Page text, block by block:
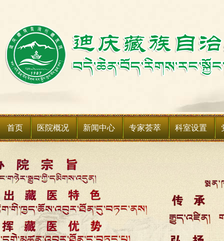
首页 医院概况
领导班子
领导关怀
媒体关注
医院荣誉
新闻中心
通知公告
专家荟萃 科室设置